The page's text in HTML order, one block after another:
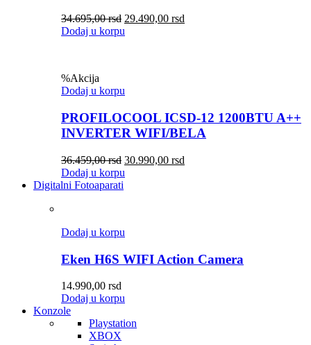
34.695,00rsd 29.490,00 rsd
Dodaj u korpu
%Akcija
Dodaj u korpu
PROFILOCOOL ICSD-12 1200BTU A++
INVERTER WIFI/BELA
36.459,00rsd 30.990,00 rsd
Dodaj u korpu
Digitalni Fotoaparati
Dodaj u korpu
Eken H6S WIFI Action Camera
14.990,00 rsd
Dodaj u korpu
Konzole
Playstation
XBOX